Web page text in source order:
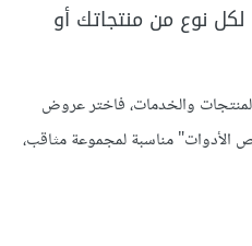
نوع من منتجاتك أو
والخدمات، فاختر عروض
الأدوات" مناسبة لمجموعة مثاقب،